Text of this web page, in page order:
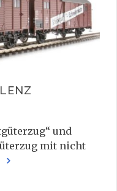
und
mit nicht